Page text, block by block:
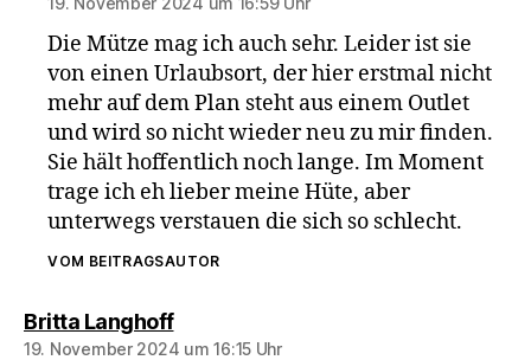
Die Mütze mag ich auch sehr. Leider ist sie
von einen Urlaubsort, der hier erstmal nicht
mehr auf dem Plan steht aus einem Outlet
und wird so nicht wieder neu zu mir finden.
Sie hält hoffentlich noch lange. Im Moment
trage ich eh lieber meine Hüte, aber
unterwegs verstauen die sich so schlecht.
VOM BEITRAGSAUTOR
Britta Langhoffsagt:
19. November 2024 um 16:15 Uhr